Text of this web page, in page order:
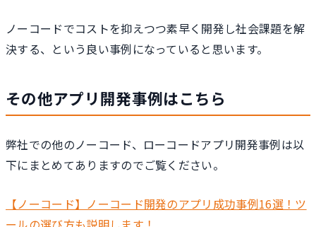
ノーコードでコストを抑えつつ素早く開発し社会課題を解
決する、という良い事例になっていると思います。
その他アプリ開発事例はこちら
弊社での他のノーコード、ローコードアプリ開発事例は以
下にまとめてありますのでご覧ください。
【ノーコード】ノーコード開発のアプリ成功事例16選！ツ